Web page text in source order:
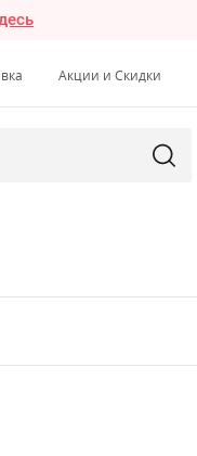
Акции и Скидки